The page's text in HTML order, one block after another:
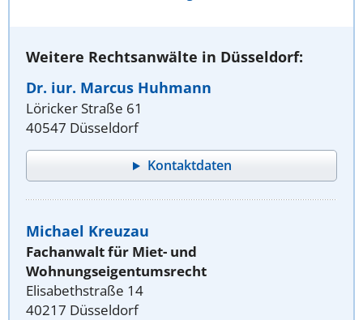
Weitere Rechtsanwälte in Düsseldorf:
Dr. iur. Marcus Huhmann
Löricker Straße 61
40547 Düsseldorf
Kontaktdaten
Michael Kreuzau
Fachanwalt für Miet- und
Wohnungseigentumsrecht
Elisabethstraße 14
40217 Düsseldorf